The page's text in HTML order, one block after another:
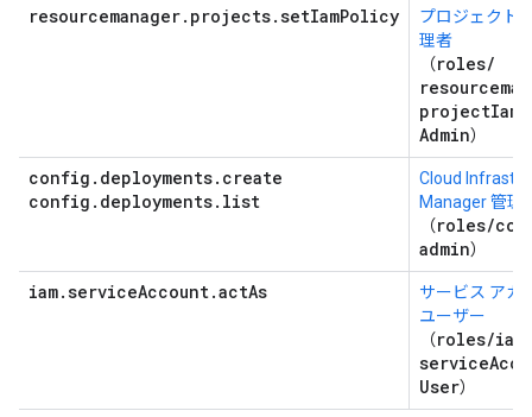
resourcemanager.projects.setIamPolicy
プロジェクト
理者
（roles/
projectIam
Admin）
config . deployments. create
config . deployments. list
Cloud
Manager 管理
（roles/
admin）
iam.serviceAccount.actAs
サービス アカ
ユーザー
（roles/iam
service
User）